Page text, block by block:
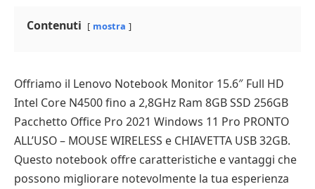
Contenuti mostra
Offriamo il Lenovo Notebook Monitor 15.6″ Full HD
Intel Core N4500 fino a 2,8GHz Ram 8GB SSD 256GB
Pacchetto Office Pro 2021 Windows 11 Pro PRONTO
ALL’USO – MOUSE WIRELESS e CHIAVETTA USB 32GB.
Questo notebook offre caratteristiche e vantaggi che
possono migliorare notevolmente la tua esperienza